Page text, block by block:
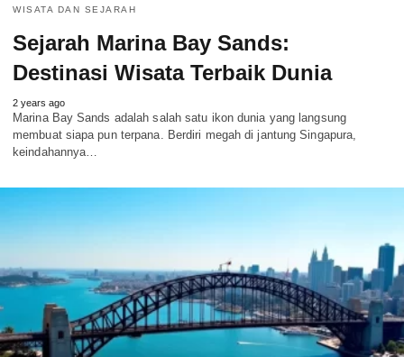
WISATA DAN SEJARAH
Sejarah Marina Bay Sands:
Destinasi Wisata Terbaik Dunia
2 years ago
Marina Bay Sands adalah salah satu ikon dunia yang langsung
membuat siapa pun terpana. Berdiri megah di jantung Singapura,
keindahannya…